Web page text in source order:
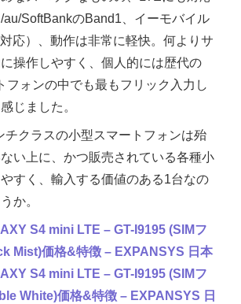
au/SoftBankのBand1、イーモバイル
応）、動作は非常に軽快。何よりサ
操作しやすく、個人的には歴代の
フォンの中でも最もフリック入力し
じました。
チクラスの小型スマートフォンは殆
い上に、かつ販売されている各種小
すく、輸入する価値のある1台なの
か。
S4 mini LTE – GT-I9195 (SIMフ
Mist)価格&特徴 – EXPANSYS 日本
S4 mini LTE – GT-I9195 (SIMフ
White)価格&特徴 – EXPANSYS 日